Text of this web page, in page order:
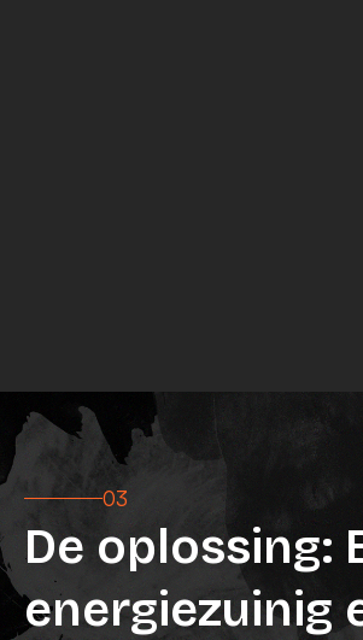
03
De oplossing:
energiezuinig